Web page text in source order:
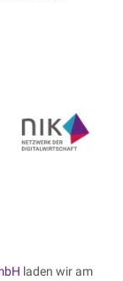
laden wir am